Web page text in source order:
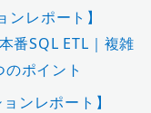
レポート】
SQL ETL｜複雑
ポイント
ンレポート】